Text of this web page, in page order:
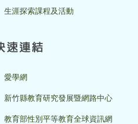
生涯探索課程及活動
愛學網
新竹縣教育研究發展暨網路中心
教育部性別平等教育全球資訊網